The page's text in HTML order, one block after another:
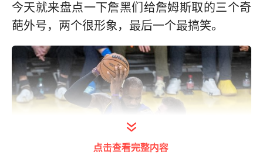
今天就来盘点一下詹黑们给詹姆斯取的三个奇
葩外号，两个很形象，最后一个最搞笑。
点击查看完整内容